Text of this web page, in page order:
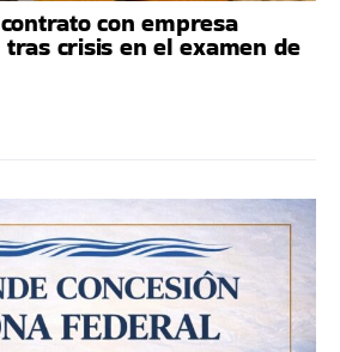
con empresa
crisis en el examen de